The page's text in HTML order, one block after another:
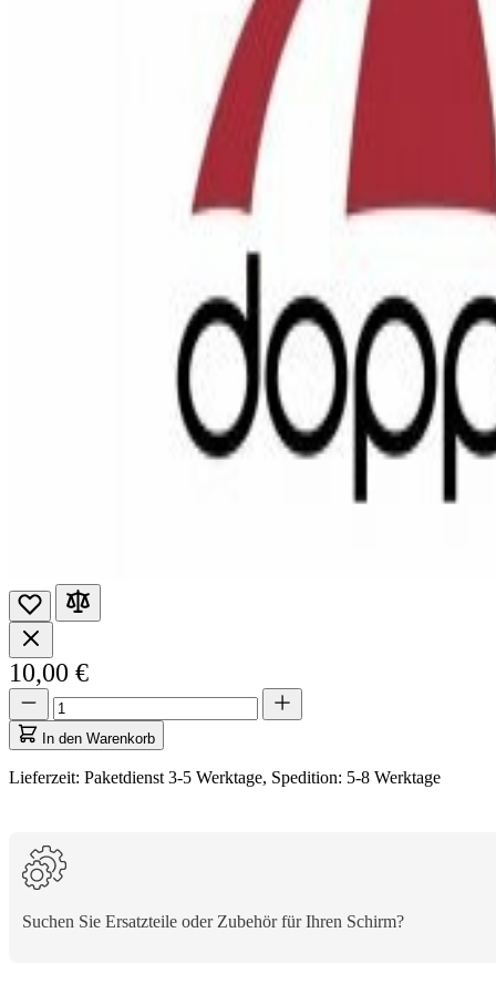
10,00 €
Menge
aktualisiert
auf
1
Menge
In den Warenkorb
Lieferzeit: Paketdienst 3-5 Werktage, Spedition: 5-8 Werktage
Suchen Sie Ersatzteile oder Zubehör für Ihren Schirm?